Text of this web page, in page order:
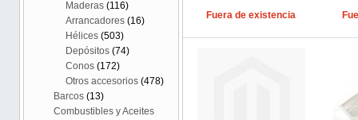
Fuera de existencia
Maderas (116)
Arrancadores (16)
Hélices (503)
Depósitos (74)
Conos (172)
Otros accesorios (478)
Barcos (13)
Combustibles y Aceites